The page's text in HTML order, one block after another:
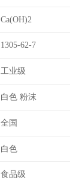
Ca(OH)2
1305-62-7
工业级
白色 粉沫
全国
白色
食品级